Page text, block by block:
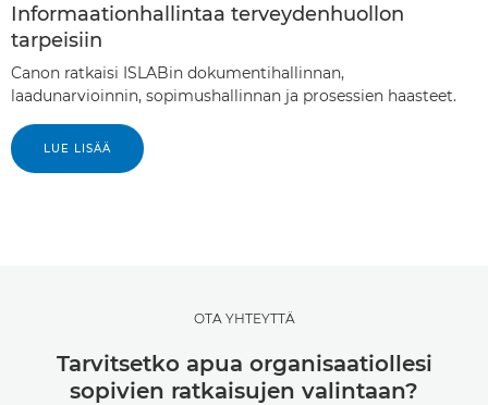
Informaationhallintaa terveydenhuollon
tarpeisiin
Canon ratkaisi ISLABin dokumentihallinnan,
laadunarvioinnin, sopimushallinnan ja prosessien haasteet.
LUE LISÄÄ
OTA YHTEYTTÄ
Tarvitsetko apua organisaatiollesi
sopivien ratkaisujen valintaan?